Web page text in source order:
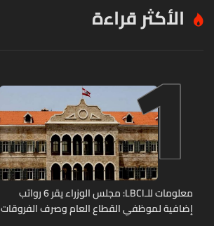
الأكثر قراءة
1
معلومات للـLBCI: مجلس الوزراء يقر 6 رواتب
إضافية لموظفي القطاع العام وصرف الفروقات